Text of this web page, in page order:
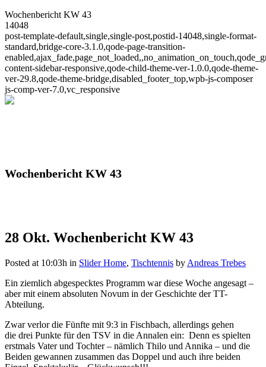
Wochenbericht KW 43
14048
post-template-default,single,single-post,postid-14048,single-format-
standard,bridge-core-3.1.0,qode-page-transition-
content-sidebar-responsive,qode-child-theme-ver-1.0.0,qode-theme-
ver-29.8,qode-theme-bridge,disabled_footer_top,wpb-js-composer
js-comp-ver-7.0,vc_responsive
Wochenbericht KW 43
28 Okt. Wochenbericht KW 43
Posted at 10:03h in Slider Home, Tischtennis by Andreas Trebes
Ein ziemlich abgespecktes Programm war diese Woche angesagt –
aber mit einem absoluten Novum in der Geschichte der TT-
Abteilung.
Zwar verlor die Fünfte mit 9:3 in Fischbach, allerdings gehen
die drei Punkte für den TSV in die Annalen ein: Denn es spielten
erstmals Vater und Tochter – nämlich Thilo und Annika – und die
Beiden gewannen zusammen das Doppel und auch ihre beiden